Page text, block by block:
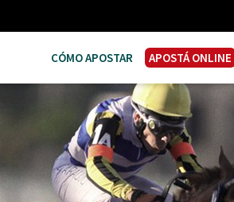
CÓMO APOSTAR APOSTÁ ONLINE